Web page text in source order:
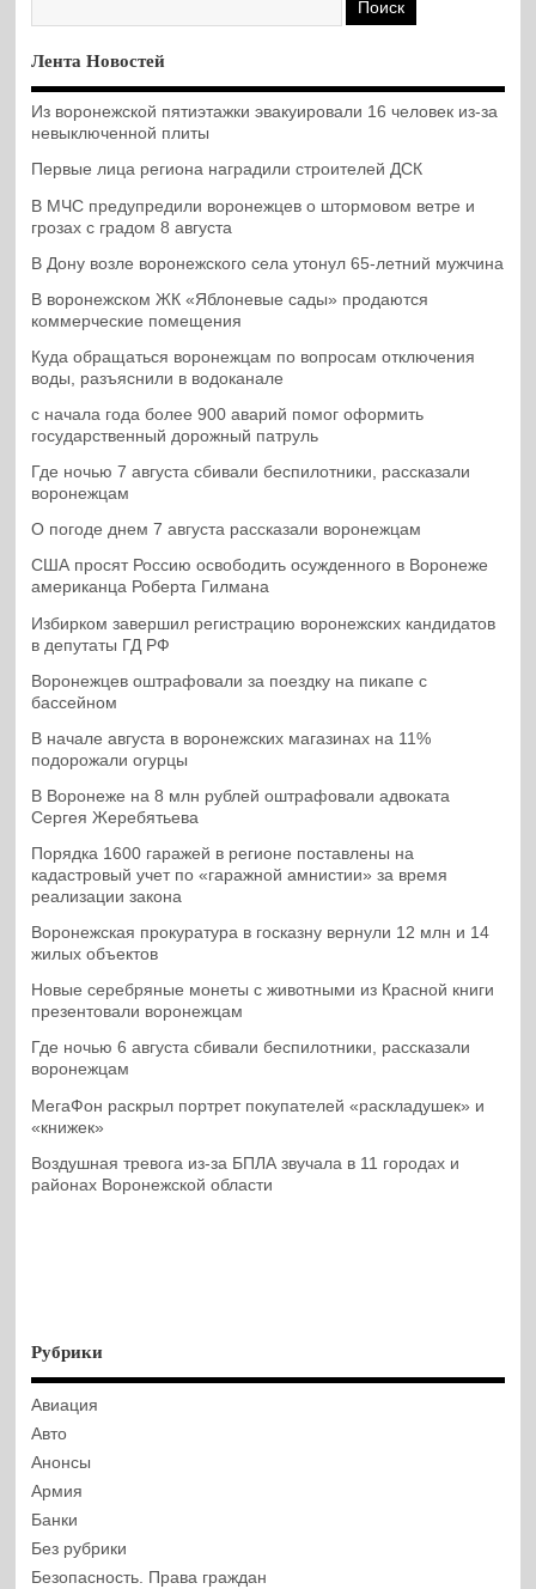
Лента Новостей
Из воронежской пятиэтажки эвакуировали 16 человек из-за
невыключенной плиты
Первые лица региона наградили строителей ДСК
В МЧС предупредили воронежцев о штормовом ветре и
грозах с градом 8 августа
В Дону возле воронежского села утонул 65-летний мужчина
В воронежском ЖК «Яблоневые сады» продаются
коммерческие помещения
Куда обращаться воронежцам по вопросам отключения
воды, разъяснили в водоканале
с начала года более 900 аварий помог оформить
государственный дорожный патруль
Где ночью 7 августа сбивали беспилотники, рассказали
воронежцам
О погоде днем 7 августа рассказали воронежцам
США просят Россию освободить осужденного в Воронеже
американца Роберта Гилмана
Избирком завершил регистрацию воронежских кандидатов
в депутаты ГД РФ
Воронежцев оштрафовали за поездку на пикапе с
бассейном
В начале августа в воронежских магазинах на 11%
подорожали огурцы
В Воронеже на 8 млн рублей оштрафовали адвоката
Сергея Жеребятьева
Порядка 1600 гаражей в регионе поставлены на
кадастровый учет по «гаражной амнистии» за время
реализации закона
Воронежская прокуратура в госказну вернули 12 млн и 14
жилых объектов
Новые серебряные монеты с животными из Красной книги
презентовали воронежцам
Где ночью 6 августа сбивали беспилотники, рассказали
воронежцам
МегаФон раскрыл портрет покупателей «раскладушек» и
«книжек»
Воздушная тревога из-за БПЛА звучала в 11 городах и
районах Воронежской области
Рубрики
Авиация
Авто
Анонсы
Армия
Банки
Без рубрики
Безопасность. Права граждан